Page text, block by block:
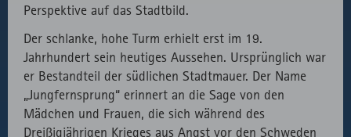
Perspektive auf das Stadtbild.
Der schlanke, hohe Turm erhielt erst im 19.
Jahrhundert sein heutiges Aussehen. Ursprünglich war
er Bestandteil der südlichen Stadtmauer. Der Name
„Jungfernsprung“ erinnert an die Sage von den
Mädchen und Frauen, die sich während des
Dreißigjährigen Krieges aus Angst vor den Schweden